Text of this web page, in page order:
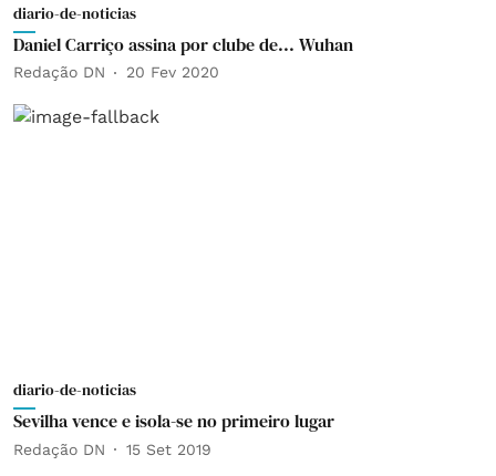
diario-de-noticias
Daniel Carriço assina por clube de... Wuhan
Redação DN 20 Fev 2020
diario-de-noticias
Sevilha vence e isola-se no primeiro lugar
Redação DN 15 Set 2019